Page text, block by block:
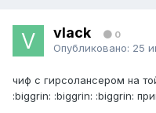
vlack 0
Опубликовано: 25
чиф с гирсолансером на
:biggrin: :biggrin: :biggrin: